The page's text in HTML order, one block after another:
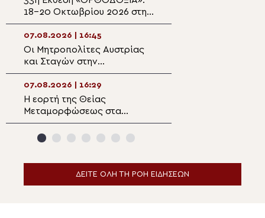
18-20 Οκτωβρίου 2026 στη
Λευκωσία
07.08.2026 | 16:45
Οι Μητροπολίτες Αυστρίας
και Σταγών στην
πανηγυρίζουσα Ιερά Μονή
Μεταμορφώσεως του
Σωτήρος Μεγάλου Μετεώρου
07.08.2026 | 16:29
Η εορτή της Θείας
Μεταμορφώσεως στα
Ιωάννινα
ΔΕΙΤΕ ΟΛΗ ΤΗ ΡΟΗ ΕΙΔΗΣΕΩΝ